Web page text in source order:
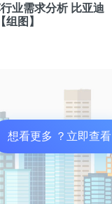
业需求分析 比亚迪
图】
想看更多 ？立即查看